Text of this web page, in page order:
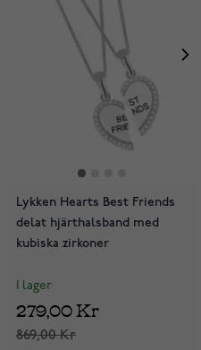
Lykken Hearts Best Friends
delat hjärthalsband med
kubiska zirkoner
I lager
869,00 Kr
279,00 Kr